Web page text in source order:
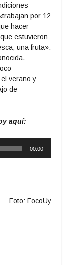
por 12
hacer
estuvieron
una fruta».
verano y
de
aquí:
00:00
Foto: FocoUy